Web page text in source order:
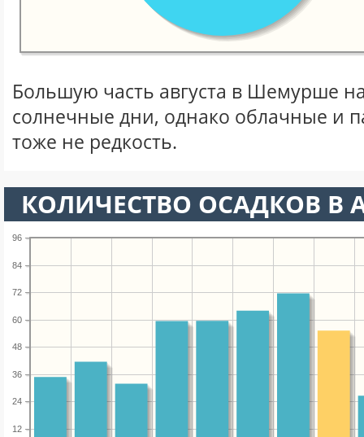
Большую часть августа в Шемурше
солнечные дни, однако облачные и
тоже не редкость.
КОЛИЧЕСТВО ОСАДКОВ В
12
24
36
48
60
72
84
96